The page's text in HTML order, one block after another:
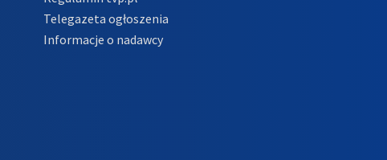
Telegazeta ogłoszenia
Informacje o nadawcy